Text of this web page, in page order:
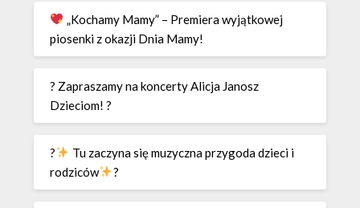
„Kochamy Mamy” – Premiera wyjątkowej
piosenki z okazji Dnia Mamy!
? Zapraszamy na koncerty Alicja Janosz
Dzieciom! ?
?
Tu zaczyna się muzyczna przygoda dzieci i
rodziców
?